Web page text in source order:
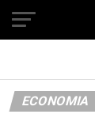
ECONOMIA